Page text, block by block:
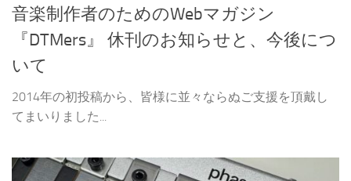
音楽制作者のためのWebマガジン
『DTMers』 休刊のお知らせと、今後につ
いて
2014年の初投稿から、皆様に並々ならぬご支援を頂戴し
てまいりました...